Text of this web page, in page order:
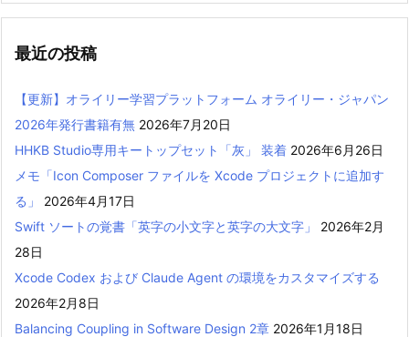
最近の投稿
【更新】オライリー学習プラットフォーム オライリー・ジャパン
2026年発行書籍有無 2026年7月20日
HHKB Studio専用キートップセット「灰」 装着 2026年6月26日
メモ「Icon Composer ファイルを Xcode プロジェクトに追加す
る」
2026年4月17日
Swift ソートの覚書「英字の小文字と英字の大文字」
2026年2月
28日
Xcode Codex および Claude Agent の環境をカスタマイズする
2026年2月8日
Balancing Coupling in Software Design 2章 2026年1月18日